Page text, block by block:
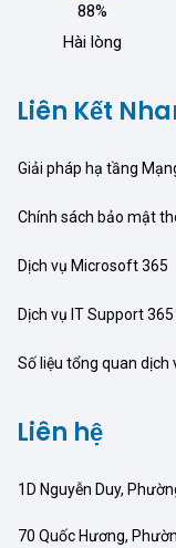
88%
Hài lòng
Liên Kết
Giải pháp hạ tầng
Chính sách bảo mật
Dịch vụ Microsoft 365
Dịch vụ IT Support 365
Số liệu tổng quan dịch
Liên hệ
1D Nguyễn Duy,
70 Quốc Hương,